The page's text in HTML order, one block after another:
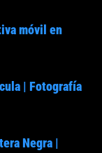
móvil en
| Fotografía
Negra |